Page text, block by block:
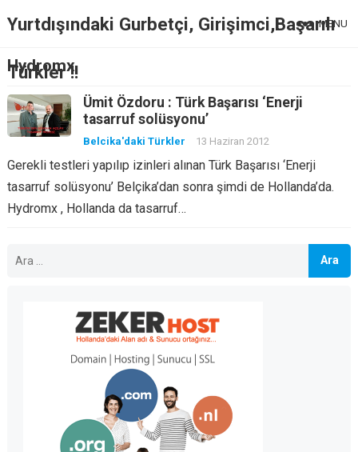
Yurtdışındaki Gurbetçi, Girişimci,Başarılı
Türkler !!
MENU
Hydromx
Ümit Özdoru : Türk Başarısı ‘Enerji
tasarruf solüsyonu’
Belcika'daki Türkler 13 Haziran 2012
Gerekli testleri yapılıp izinleri alınan Türk Başarısı ‘Enerji
tasarruf solüsyonu’ Belçika’dan sonra şimdi de Hollanda’da.
Hydromx , Hollanda da tasarruf…